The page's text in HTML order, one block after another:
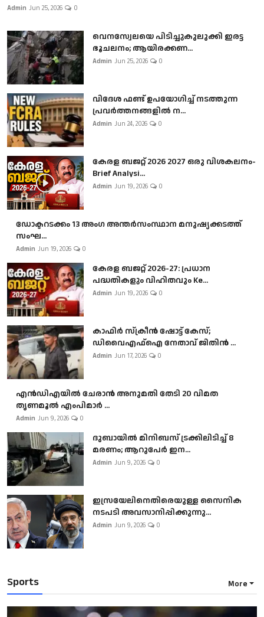
Admin Jun 25, 2026 0
വെനസ്വേലയെ പിടിച്ചുകുലുക്കി ഇരട്ട
ഭൂചലനം; ആയിരക്കണ...
Admin Jun 25, 2026 0
വിദേശ ഫണ്ട് ഉപയോഗിച്ച് നടത്തുന്ന
പ്രവർത്തനങ്ങളിൽ ന...
Admin Jun 24, 2026 0
കേരള ബജറ്റ് 2026 2027 ഒരു വിശകലനം-
Brief Analysi...
Admin Jun 19, 2026 0
ഡോക്ടറടക്കം 13 അംഗ അന്തർസംസ്ഥാന മനുഷ്യക്കടത്ത്
സംഘ...
Admin Jun 19, 2026 0
കേരള ബജറ്റ് 2026-27: പ്രധാന
പദ്ധതികളും വിഹിതവും Ke...
Admin Jun 19, 2026 0
കാഫിർ സ്‌ക്രീൻ ഷോട്ട് കേസ്;
ഡിവൈഎഫ്ഐ നേതാവ് ജിതിൻ ...
Admin Jun 17, 2026 0
എൻഡിഎയിൽ ചേരാൻ അനുമതി തേടി 20 വിമത
തൃണമൂൽ എംപിമാർ ...
Admin Jun 9, 2026 0
ദുബായിൽ മിനിബസ്​ ട്രക്കിലിടിച്ച് 8
മരണം; ആറുപേർ ഇന...
Admin Jun 9, 2026 0
ഇസ്രയേലിനെതിരെയുള്ള സൈനിക
നടപടി അവസാനിപ്പിക്കുന്നു...
Admin Jun 9, 2026 0
Sports More